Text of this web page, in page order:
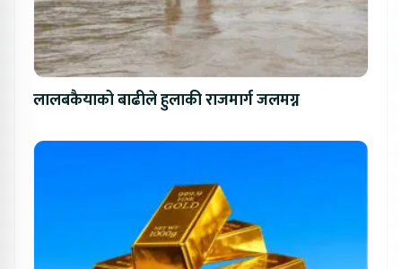
लालबकैयाको बाढीले हुलाकी राजमार्ग जलमग्न